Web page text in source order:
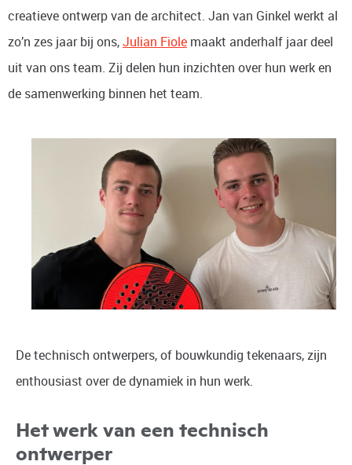
creatieve ontwerp van de architect. Jan van Ginkel werkt al
zo’n zes jaar bij ons,Julian Fiole maakt anderhalf jaar deel
uit van ons team. Zij delen hun inzichten over hun werk en
de samenwerking binnen het team.
De technisch ontwerpers, of bouwkundig tekenaars, zijn
enthousiast over de dynamiek in hun werk.
Het werk van een technisch
ontwerper